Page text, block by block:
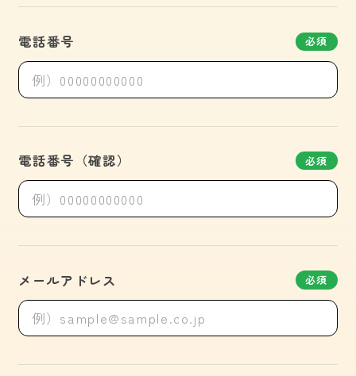
電話番号 必須
電話番号（確認） 必須
メールアドレス 必須